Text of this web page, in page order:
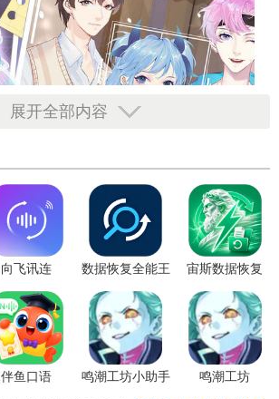
展开全部内容
向飞讯连 数据恢复全能王 宙斯数据恢复
伴鱼口语 鸣潮工坊小助手 鸣潮工坊